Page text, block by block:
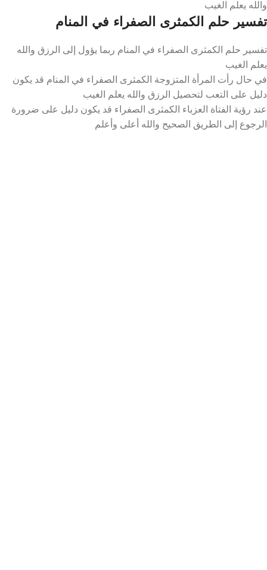
والله يعلم الغيب
تفسير حلم الكمثرى الصفراء في المنام
تفسير حلم الكمثرى الصفراء في المنام ربما يؤول إلى الرزق والله
يعلم الغيب
في حال رأت المرأة المتزوجة الكمثرى الصفراء في المنام قد يكون
دليل على التعب لتحصيل الرزق والله يعلم الغيب
عند رؤية الفتاة العزباء الكمثرى الصفراء قد يكون دليل على ضرورة
الرجوع إلى الطريق الصحيح والله أعلى وأعلم